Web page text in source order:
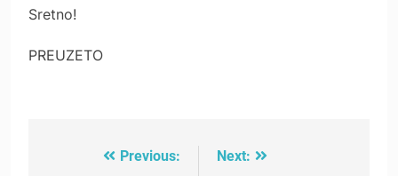
Sretno!
PREUZETO
Previous:
Next: